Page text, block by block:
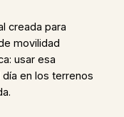
creada para
movilidad
usar esa
en los terrenos